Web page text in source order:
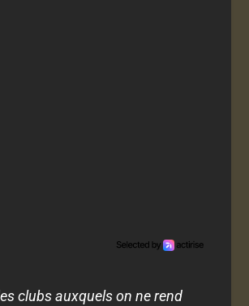
clubs auxquels on ne rend